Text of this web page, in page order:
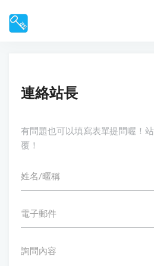
連絡站長
有問題也可以填寫表單提問喔！
覆！